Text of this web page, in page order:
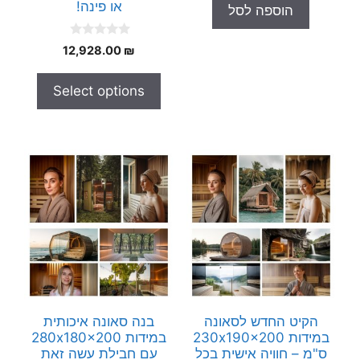
o
5
35.00 ₪.
הוספה לסל
או פינה!
o
o
5
12,928.00 ₪
Select options
הקיט החדש לסאונה
במידות 230x190x200
ס"מ – חוויה אישית בכל
בנה סאונה איכותית
במידות 280x180x200
עם חבילת עשה זאת